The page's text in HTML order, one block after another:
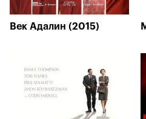
Век Адалин (2015)